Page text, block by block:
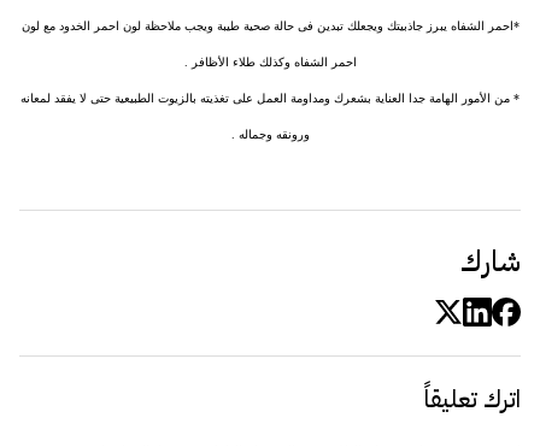
*احمر الشفاه يبرز جاذبيتك ويجعلك تبدين فى حالة صحية طيبة ويجب ملاحظة لون احمر الخدود مع لون
احمر الشفاه وكذلك طلاء الأظافر .
* من الأمور الهامة جدا العناية بشعرك ومداومة العمل على تغذيته بالزيوت الطبيعية حتى لا يفقد لمعانه
ورونقه وجماله .
شارك
اترك تعليقاً